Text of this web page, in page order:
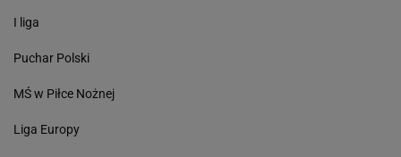
I liga
Puchar Polski
MŚ w Piłce Nożnej
Liga Europy